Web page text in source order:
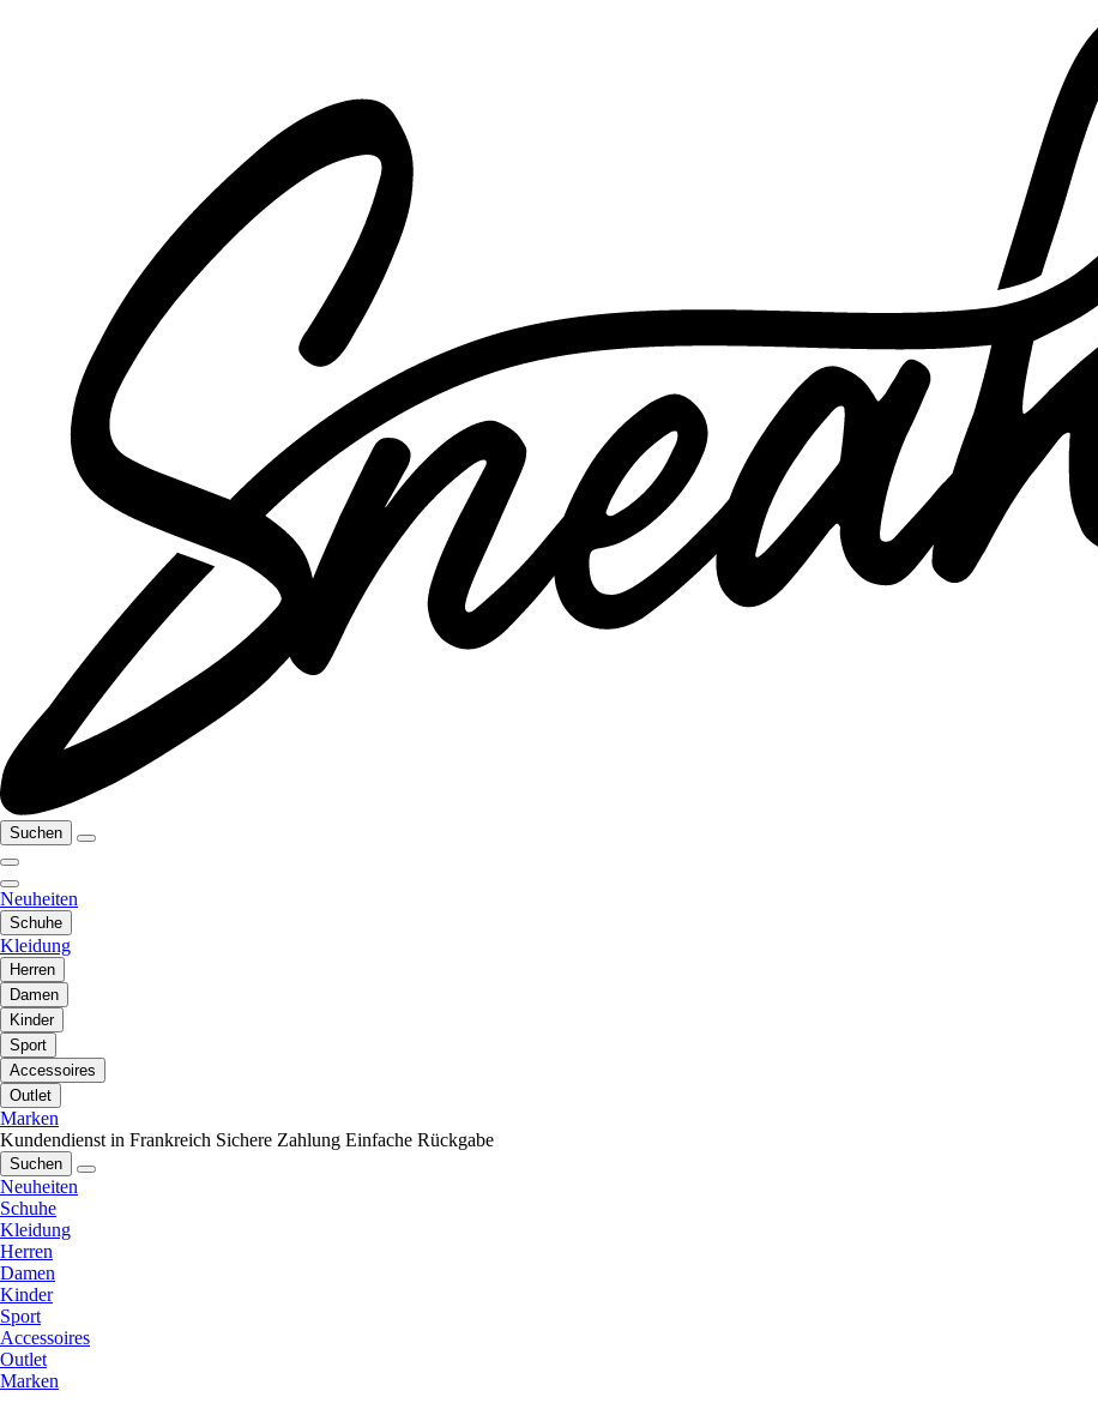
Suchen
Neuheiten
Schuhe
Kleidung
Herren
Damen
Kinder
Sport
Accessoires
Outlet
Marken
Kundendienst in Frankreich Sichere Zahlung Einfache Rückgabe
Suchen
Neuheiten
Schuhe
Kleidung
Herren
Damen
Kinder
Sport
Accessoires
Outlet
Marken